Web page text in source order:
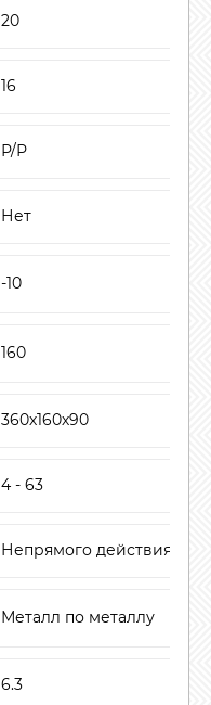
20
16
Р/Р
Нет
-10
160
360х160х90
4 - 63
Непрямого действия
Металл по металлу
6.3